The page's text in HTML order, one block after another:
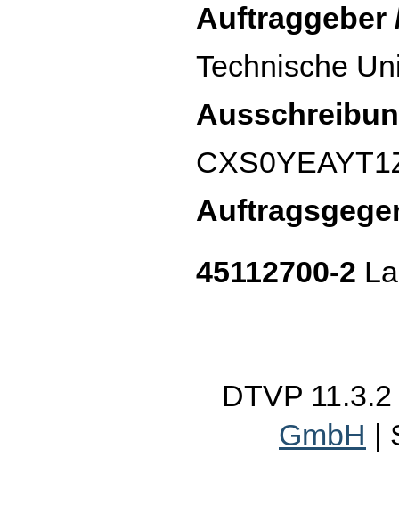
Auftraggeber
Technische
45112700-2
DTVP 11.3.2
GmbH |